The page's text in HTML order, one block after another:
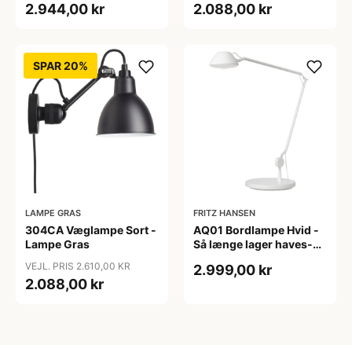
2.944,00 kr 2.088,00 kr
SPAR 20%
LAMPE GRAS
304CA Væglampe Sort -
Lampe Gras
VEJL. PRIS 2.610,00 KR
2.088,00 kr
FRITZ HANSEN
AQ01 Bordlampe Hvid -
Så længe lager haves-
2.999,00 kr